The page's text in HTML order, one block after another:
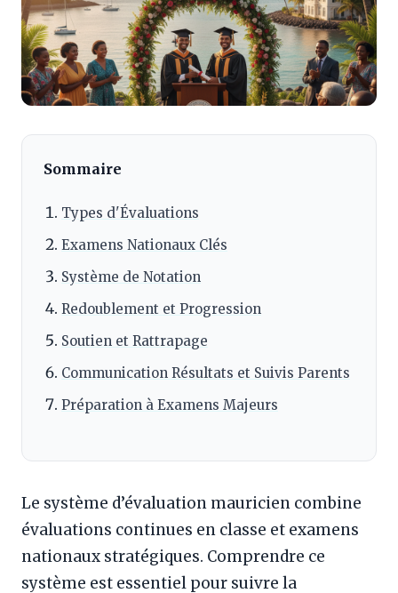
Sommaire
Types d'Évaluations
Examens Nationaux Clés
Système de Notation
Redoublement et Progression
Soutien et Rattrapage
Communication Résultats et Suivis Parents
Préparation à Examens Majeurs
Le système d’évaluation mauricien combine
évaluations continues en classe et examens
nationaux stratégiques. Comprendre ce
système est essentiel pour suivre la